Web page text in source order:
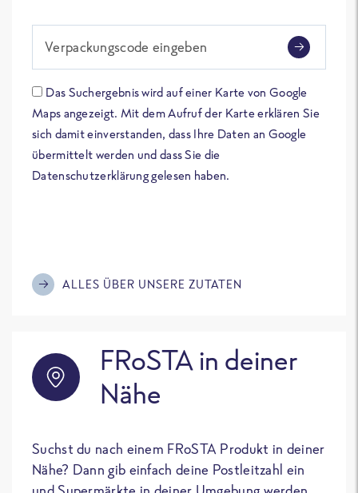
Verpackungscode eingeben
Das Suchergebnis wird auf einer Karte von Google
Maps angezeigt. Mit dem Aufruf der Karte erklären Sie
sich damit einverstanden, dass Ihre Daten an Google
übermittelt werden und dass Sie die
Datenschutzerklärung gelesen haben.
ALLES ÜBER UNSERE ZUTATEN
FRoSTA in deiner
Nähe
Suchst du nach einem FRoSTA Produkt in deiner
Nähe? Dann gib einfach deine Postleitzahl ein